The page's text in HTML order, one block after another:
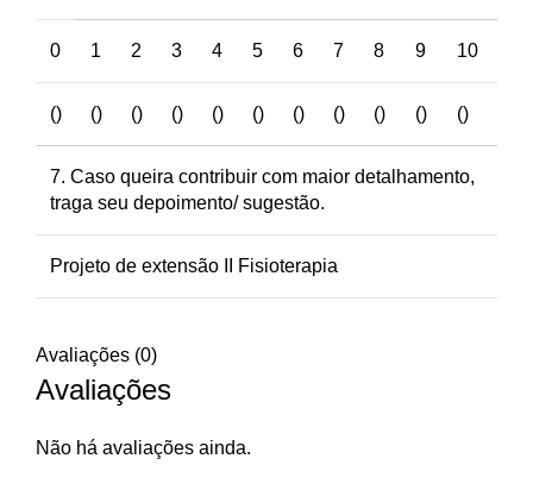
0 1 2 3 4 5 6 7 8 9 10
() () () () () () () () () () ()
7. Caso queira contribuir com maior detalhamento,
traga seu depoimento/ sugestão.
Projeto de extensão II Fisioterapia
Avaliações (0)
Avaliações
Não há avaliações ainda.